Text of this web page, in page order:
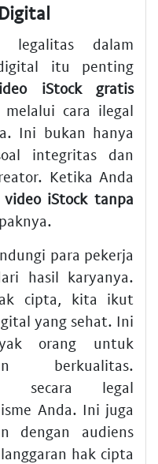
legalitas dalam
itu penting
iStock gratis
melalui cara ilegal
Ini bukan hanya
integritas dan
Ketika Anda
video iStock tanpa
para pekerja
hasil karyanya.
cipta, kita ikut
yang sehat. Ini
orang untuk
berkualitas.
secara legal
Anda. Ini juga
dengan audiens
hak cipta